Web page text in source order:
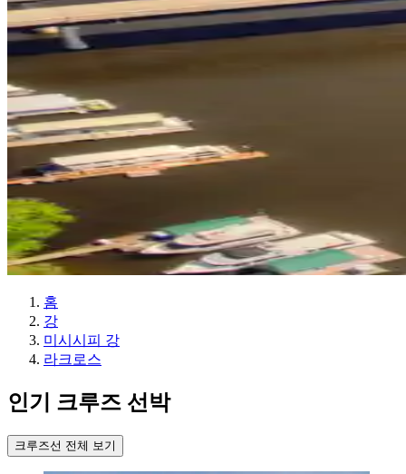
홈
강
미시시피 강
라크로스
인기 크루즈 선박
크루즈선 전체 보기